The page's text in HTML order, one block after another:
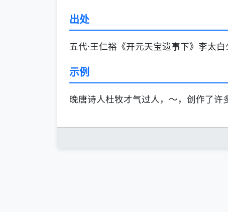
出处
五代·王仁裕《开元天宝遗事下》李太
示例
晚唐诗人杜牧才气过人，～，创作了许